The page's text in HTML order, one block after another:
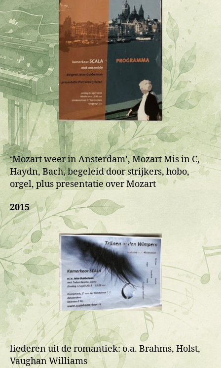
‘Mozart weer in Ansterdam’, Mozart Mis in C,
Haydn, Bach, begeleid door strijkers, hobo,
orgel, plus presentatie over Mozart
2015
liederen uit de romantiek: o.a. Brahms, Holst,
Vaughan Williams